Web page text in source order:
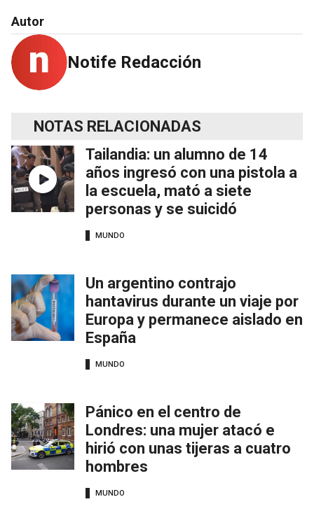
Autor
Notife Redacción
NOTAS RELACIONADAS
Tailandia: un alumno de 14
años ingresó con una pistola a
la escuela, mató a siete
personas y se suicidó
MUNDO
Un argentino contrajo
hantavirus durante un viaje por
Europa y permanece aislado en
España
MUNDO
Pánico en el centro de
Londres: una mujer atacó e
hirió con unas tijeras a cuatro
hombres
MUNDO